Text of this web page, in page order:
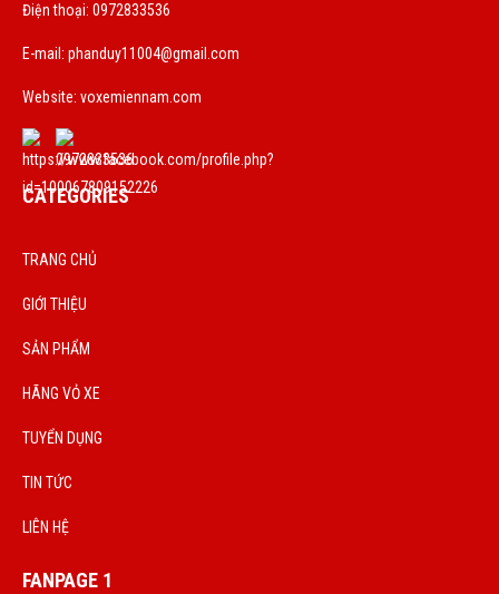
Điện thoại: 0972833536
E-mail: phanduy11004@gmail.com
Website: voxemiennam.com
CATEGORIES
TRANG CHỦ
GIỚI THIỆU
SẢN PHẨM
HÃNG VỎ XE
TUYỂN DỤNG
TIN TỨC
LIÊN HỆ
FANPAGE 1